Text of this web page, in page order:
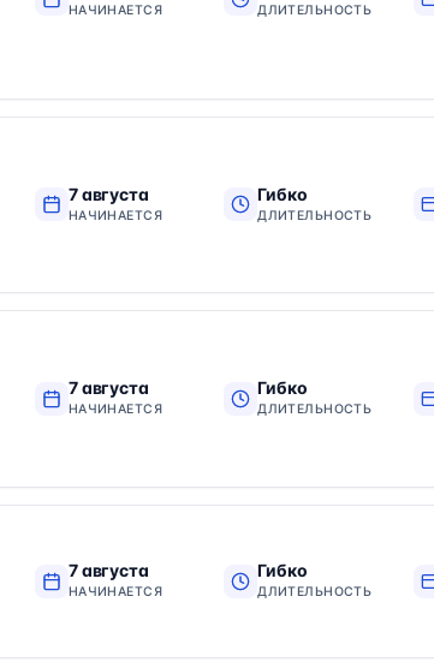
НАЧИНАЕТСЯ ДЛИТЕЛЬНОСТЬ
7 августа
НАЧИНАЕТСЯ
Гибко
ДЛИТЕЛЬНОСТЬ
7 августа
НАЧИНАЕТСЯ
Гибко
ДЛИТЕЛЬНОСТЬ
7 августа
НАЧИНАЕТСЯ
Гибко
ДЛИТЕЛЬНОСТЬ